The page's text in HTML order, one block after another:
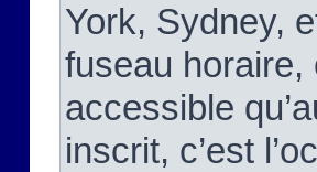
York, Sydney,
fuseau horaire,
accessible
inscrit, c’est